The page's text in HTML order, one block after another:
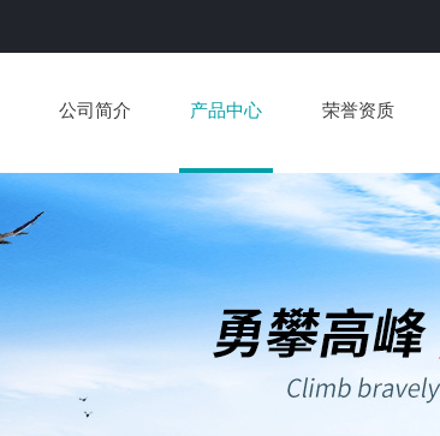
公司简介 产品中心 荣誉资质